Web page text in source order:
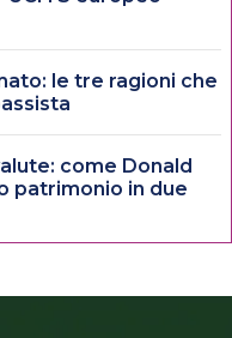
le tre ragioni che
come Donald
patrimonio in due